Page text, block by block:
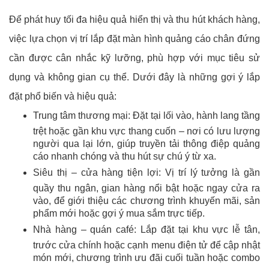
Để phát huy tối đa hiệu quả hiển thị và thu hút khách hàng,
việc lựa chọn vị trí lắp đặt màn hình quảng cáo chân đứng
cần được cân nhắc kỹ lưỡng, phù hợp với mục tiêu sử
dụng và không gian cụ thể. Dưới đây là những gợi ý lắp
đặt phổ biến và hiệu quả:
Trung tâm thương mại: Đặt tại lối vào, hành lang tầng
trệt hoặc gần khu vực thang cuốn – nơi có lưu lượng
người qua lại lớn, giúp truyền tải thông điệp quảng
cáo nhanh chóng và thu hút sự chú ý từ xa.
Siêu thị – cửa hàng tiện lợi: Vị trí lý tưởng là gần
quầy thu ngân, gian hàng nổi bật hoặc ngay cửa ra
vào, để giới thiệu các chương trình khuyến mãi, sản
phẩm mới hoặc gợi ý mua sắm trực tiếp.
Nhà hàng – quán café: Lắp đặt tại khu vực lễ tân,
trước cửa chính hoặc cạnh menu điện tử để cập nhật
món mới, chương trình ưu đãi cuối tuần hoặc combo